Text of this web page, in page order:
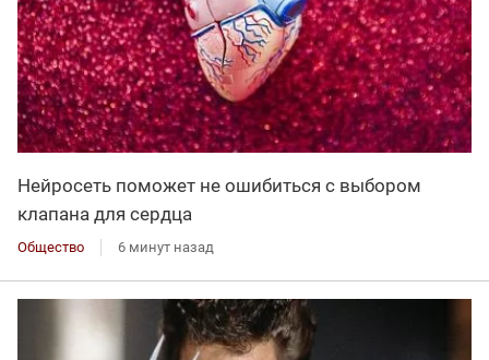
Нейросеть поможет не ошибиться с выбором
клапана для сердца
Общество 6 минут назад